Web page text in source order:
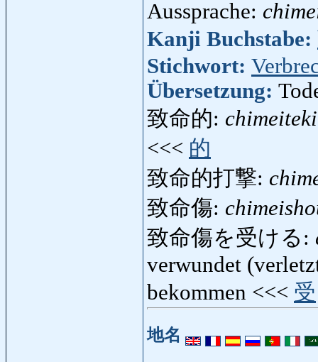
Aussprache:
Kanji Buchstabe:
Stichwort:
Übersetzung:
致命的: chimeiteki
<<< 的
致命的打撃:
致命傷:
致命傷を受ける:
verwundet
bekommen <<< 受
地名